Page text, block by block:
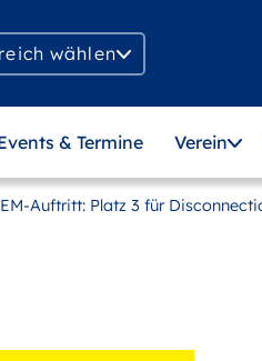
wählen
& Termine Verein
Auftritt: Platz 3 für